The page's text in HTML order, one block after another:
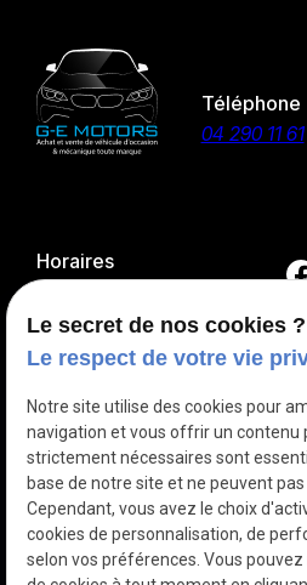
Téléphone
04 290 11 61
Horaires
Lundi - Samedi
Entretien et réparation
Pneu
Achat et vente de véhicules
Les véhicules à vendre
Le secret de nos cookies ?
Le respect de votre vie
Notre site utilise des cookies pour
navigation et vous offrir un contenu
strictement nécessaires sont
base de notre site et ne peuvent
Cependant, vous avez le choix
cookies de personnalisation, de
selon vos préférences. Vous